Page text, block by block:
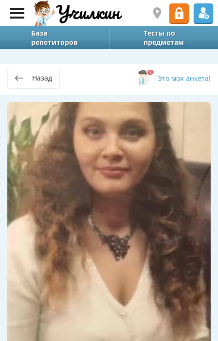
База
репетиторов
Тесты по
предметам
Назад Это моя анкета!